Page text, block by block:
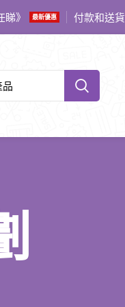
睇》 最新優惠 付款和送貨